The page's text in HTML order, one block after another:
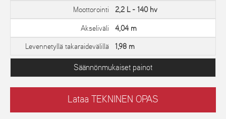
Moottorointi 2,2 L - 140 hv
Akseliväli 4,04 m
Levennetyllä takaraidevälillä 1,98 m
Säännönmukaiset painot
Lataa TEKNINEN OPAS